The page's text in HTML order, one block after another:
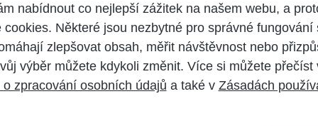
HD. Jenže mě neběží. Mám je tam, ale nic se nezoobrazí. U Voom
nabídnout co nejlepší zážitek na našem webu, a
cookies. Některé jsou nezbytné pro správné fungování
zlepšovat obsah, měřit návštěvnost nebo
výběr můžete kdykoli změnit. Více si můžete přečíst
o zpracování osobních údajů a také v Zásadách